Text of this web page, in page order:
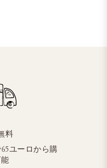
料
ユーロから購